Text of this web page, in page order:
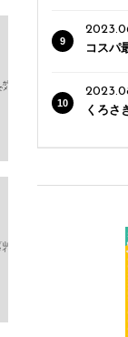
コスパ
くろさ